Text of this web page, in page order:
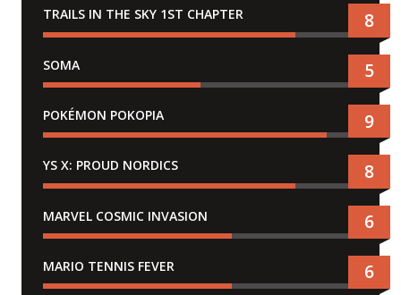
TRAILS IN THE SKY 1ST CHAPTER 8
SOMA 5
POKÉMON POKOPIA 9
YS X: PROUD NORDICS 8
MARVEL COSMIC INVASION 6
MARIO TENNIS FEVER 6